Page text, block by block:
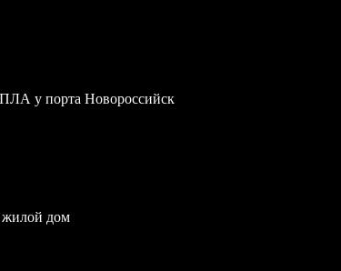
у порта Новороссийск
жилой дом